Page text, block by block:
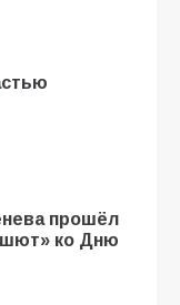
прошёл
ко Дню